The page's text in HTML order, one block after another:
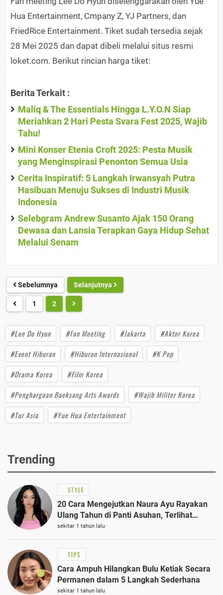
Hua Entertainment, Cmpany Z, YJ Partners, dan
FriedRice Entertainment. Tiket sudah tersedia sejak
28 Mei 2025 dan dapat dibeli melalui situs resmi
loket.com. Berikut rincian harga tiket:
Berita Terkait :
Maliq & The Essentials Hingga L.Y.O.N Siap
Meriahkan 2 Hari Pesta Svara Fest 2025, Wajib
Tahu!
Mini Konser Etenia Croft 2025: Pesta Musik
yang Menginspirasi Penonton Semua Usia
Cerita Inspiratif: 5 Langkah Irwansyah Putra
Hasibuan Menuju Sukses di Industri Musik
Indonesia
Selebgram Andrew Susanto Ajak 150 Orang
Dewasa dan Lansia Terapkan Gaya Hidup Sehat
Melalui Senam
Sebelumnya Selanjutnya
1 2
#Lee Do Hyun #Fan Meeting #Jakarta
#Aktor Korea
#Event Hiburan
#Hiburan Internasional
#K Pop
#Drama Korea
#Film Korea
#Penghargaan Baeksang Arts Awards
#Wajib Militer Korea
#Tur Asia
#Yue Hua Entertainment
Trending
STYLE
20 Cara Mengejutkan Naura Ayu Rayakan
Ulang Tahun di Panti Asuhan, Terlihat
Anggun dengan Kaftan Cokelat
sekitar 1 tahun lalu
TIPS
Cara Ampuh Hilangkan Bulu Ketiak Secara
Permanen dalam 5 Langkah Sederhana
sekitar 1 tahun lalu